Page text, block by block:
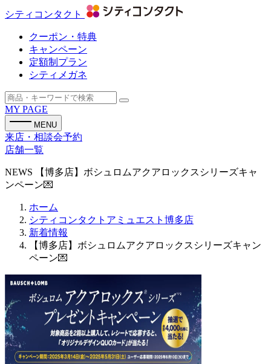
シティコンタクト
クーポン・特典
キャンペーン
定額制プラン
シティメガネ
MY PAGE
MENU
来店・相談会予約
店舗一覧
NEWS
【博多店】ボシュロムアクアロックスシリーズキャ
ンペーン💌
ホーム
シティコンタクトアミュエスト博多店
新着情報
【博多店】ボシュロムアクアロックスシリーズキャン
ペーン💌